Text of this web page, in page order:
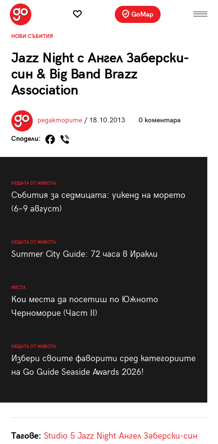
GoMap
НОВИ СЪБИТИЯ
Jazz Night с Ангел Заберски-
син & Big Band Brazz
Association
редакторите/ 18.10.2013 0 коментара
Сподели:
НЕЩАТА ОТ ЖИВОТА
Събития за седмицата: уикенд на морето
(6–9 август)
НЕЩАТА ОТ ЖИВОТА
Summer City Guide: 72 часа в Иракли
МЕСТА
Кои места да посетиш по Южното
Черноморие (Част II)
НЕЩАТА ОТ ЖИВОТА
Избери своите фаворити сред категориите
на Go Guide Seaside Awards 2026!
Тагове: Studio 5 Jazz Night Ангел Заберски-син